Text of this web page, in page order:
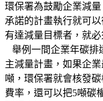
環保署為鼓勵企業減
承諾的計畫執行就可
有達減量目標者，就必
舉例一間企業年碳排
主減量計畫，如果企
噸，環保署就會核發
費率，還可以把5噸碳